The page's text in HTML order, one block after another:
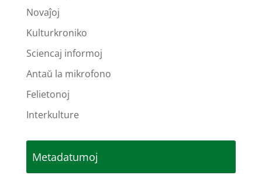
Novaĵoj
Kulturkroniko
Sciencaj informoj
Antaŭ la mikrofono
Felietonoj
Interkulture
Metadatumoj